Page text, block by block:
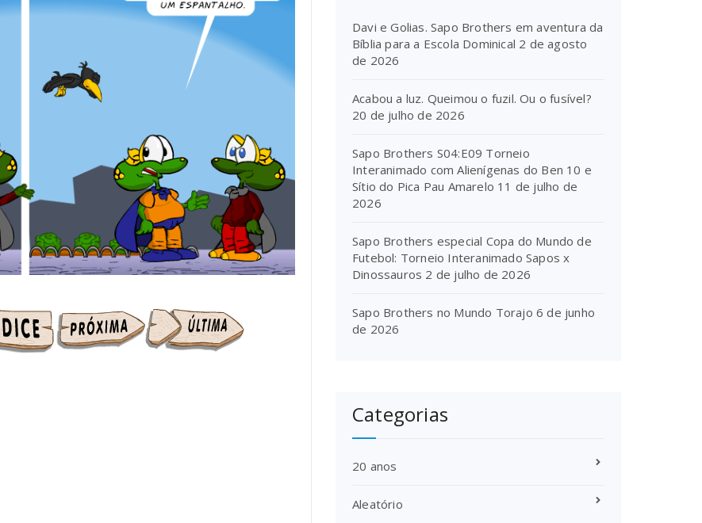
Davi e Golias. Sapo Brothers em aventura da
Bíblia para a Escola Dominical 2 de agosto
de 2026
Acabou a luz. Queimou o fuzil. Ou o fusível?
20 de julho de 2026
Sapo Brothers S04:E09 Torneio
Interanimado com Alienígenas do Ben 10 e
Sítio do Pica Pau Amarelo 11 de julho de
2026
Sapo Brothers especial Copa do Mundo de
Futebol: Torneio Interanimado Sapos x
Dinossauros 2 de julho de 2026
Sapo Brothers no Mundo Torajo 6 de junho
de 2026
Categorias
20 anos
Aleatório